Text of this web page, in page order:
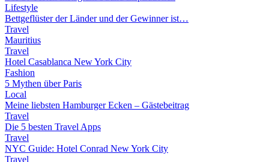
Lifestyle
Bettgeflüster der Länder und der Gewinner ist…
Travel
Mauritius
Travel
Hotel Casablanca New York City
Fashion
5 Mythen über Paris
Local
Meine liebsten Hamburger Ecken – Gästebeitrag
Travel
Die 5 besten Travel Apps
Travel
NYC Guide: Hotel Conrad New York City
Travel